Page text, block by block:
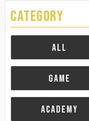
CATEGORY
ALL
GAME
ACADEMY